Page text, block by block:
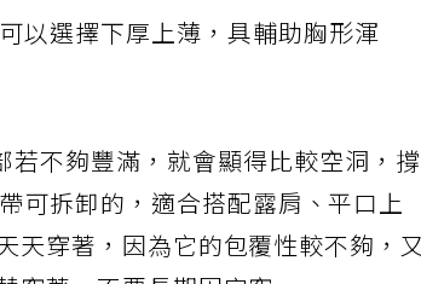
以選擇下厚上薄，具輔助胸形渾
若不夠豐滿，就會顯得比較空洞，撐
可拆卸的，適合搭配露肩、平口上
天穿著，因為它的包覆性較不夠，